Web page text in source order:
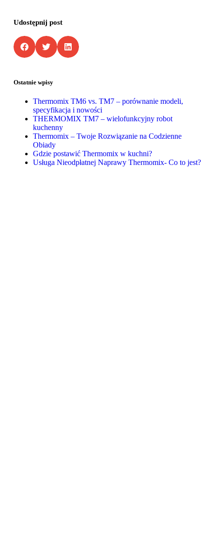
Udostępnij post
Ostatnie wpisy
Thermomix TM6 vs. TM7 – porównanie modeli,
specyfikacja i nowości
THERMOMIX TM7 – wielofunkcyjny robot
kuchenny
Thermomix – Twoje Rozwiązanie na Codzienne
Obiady
Gdzie postawić Thermomix w kuchni?
Usługa Nieodpłatnej Naprawy Thermomix- Co to jest?